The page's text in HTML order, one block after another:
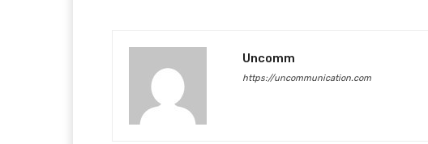
Uncomm
https://uncommunication.com